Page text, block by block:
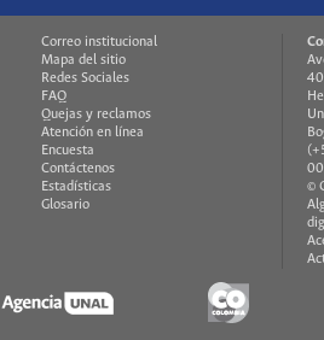
Correo institucional
Mapa del sitio
Redes Sociales
FAQ
Quejas y reclamos
Atención en línea
Encuesta
Contáctenos
Estadísticas
Glosario
©